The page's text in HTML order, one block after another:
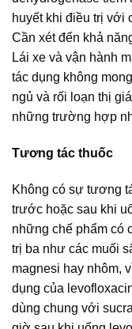
huyết khi điều trị với
Cần xét đến khả
Lái xe và vận hành
tác dụng không
ngủ và rối loạn thị
những trường hợp
Tương tác thuốc
Không có sự tương
trước hoặc sau khi
những chế phẩm có
trị ba như các muối
magnesi hay nhôm,
dụng của
dùng chung với